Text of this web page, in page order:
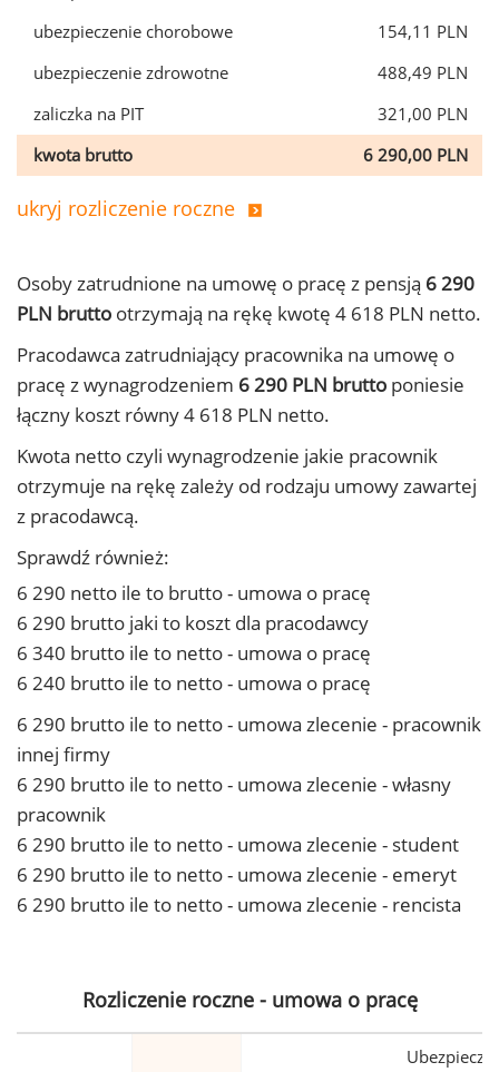
ubezpieczenie chorobowe
154,11 PLN
ubezpieczenie zdrowotne
488,49 PLN
zaliczka na PIT
321,00 PLN
kwota brutto
6 290,00 PLN
ukryj rozliczenie roczne
Osoby zatrudnione na umowę o pracę z pensją 6 290
PLN brutto otrzymają na rękę kwotę 4 618 PLN netto.
Pracodawca zatrudniający pracownika na umowę o
pracę z wynagrodzeniem 6 290 PLN brutto poniesie
łączny koszt równy 4 618 PLN netto.
Kwota netto czyli wynagrodzenie jakie pracownik
otrzymuje na rękę zależy od rodzaju umowy zawartej
z pracodawcą.
Sprawdź również:
6 290 netto ile to brutto - umowa o pracę
6 290 brutto jaki to koszt dla pracodawcy
6 340 brutto ile to netto - umowa o pracę
6 240 brutto ile to netto - umowa o pracę
6 290 brutto ile to netto - umowa zlecenie - pracownik
innej firmy
6 290 brutto ile to netto - umowa zlecenie - własny
pracownik
6 290 brutto ile to netto - umowa zlecenie - student
6 290 brutto ile to netto - umowa zlecenie - emeryt
6 290 brutto ile to netto - umowa zlecenie - rencista
Rozliczenie roczne - umowa o pracę